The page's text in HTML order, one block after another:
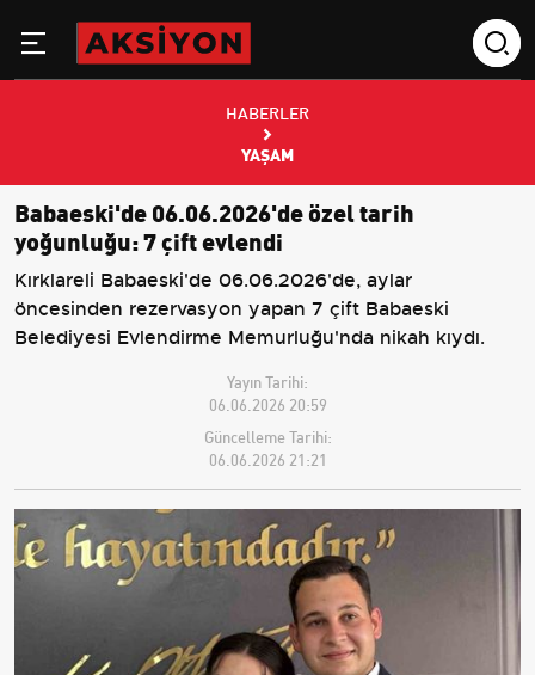
HABERLER
YAŞAM
Babaeski'de 06.06.2026'de özel tarih
yoğunluğu: 7 çift evlendi
Kırklareli Babaeski'de 06.06.2026'de, aylar
öncesinden rezervasyon yapan 7 çift Babaeski
Belediyesi Evlendirme Memurluğu'nda nikah kıydı.
Yayın Tarihi:
06.06.2026 20:59
Güncelleme Tarihi:
06.06.2026 21:21